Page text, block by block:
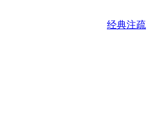
经典注疏